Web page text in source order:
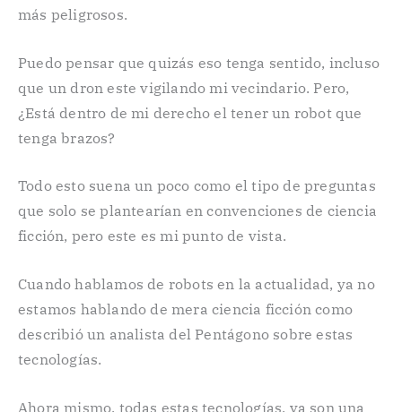
más peligrosos.
Puedo pensar que quizás eso tenga sentido, incluso
que un dron este vigilando mi vecindario. Pero,
¿Está dentro de mi derecho el tener un robot que
tenga brazos?
Todo esto suena un poco como el tipo de preguntas
que solo se plantearían en convenciones de ciencia
ficción, pero este es mi punto de vista.
Cuando hablamos de robots en la actualidad, ya no
estamos hablando de mera ciencia ficción como
describió un analista del Pentágono sobre estas
tecnologías.
Ahora mismo, todas estas tecnologías, ya son una